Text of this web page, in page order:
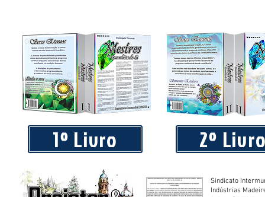
1º Livro 2º
Sindicato
Indústrias